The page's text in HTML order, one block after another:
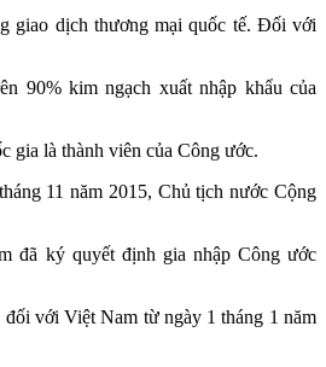
giao dịch thương mại quốc tế. Đối với
90% kim ngạch xuất nhập khẩu của
gia là thành viên của Công ước.
11 năm 2015, Chủ tịch nước Cộng
đã ký quyết định gia nhập Công ước
với Việt Nam từ ngày 1 tháng 1 năm